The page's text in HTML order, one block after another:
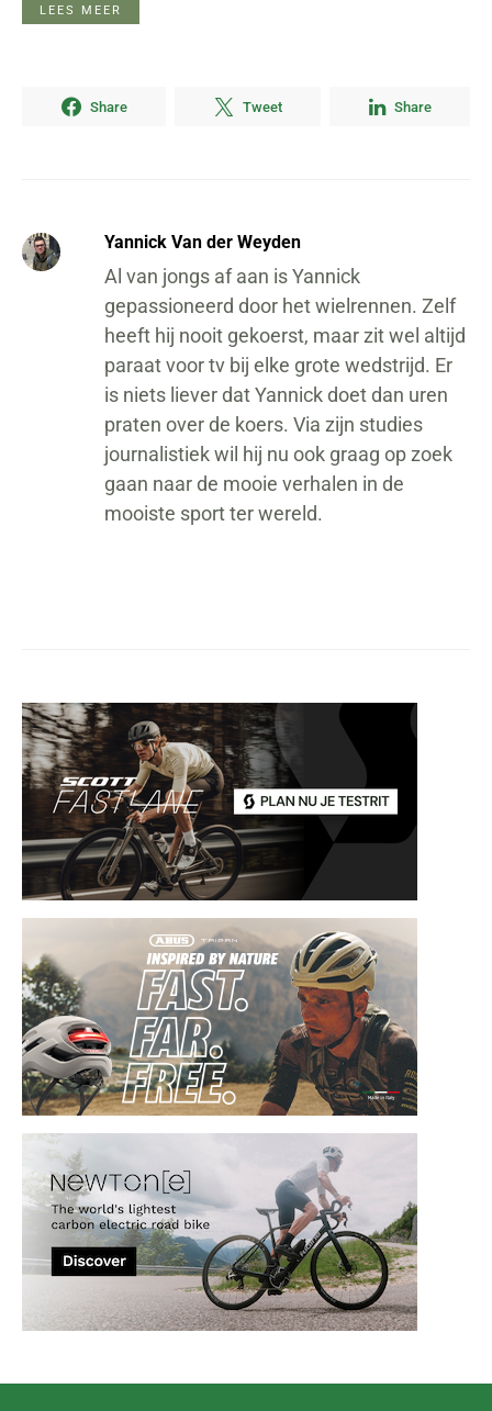
LEES MEER
Share Tweet Share
Yannick Van der Weyden
Al van jongs af aan is Yannick
gepassioneerd door het wielrennen. Zelf
heeft hij nooit gekoerst, maar zit wel altijd
paraat voor tv bij elke grote wedstrijd. Er
is niets liever dat Yannick doet dan uren
praten over de koers. Via zijn studies
journalistiek wil hij nu ook graag op zoek
gaan naar de mooie verhalen in de
mooiste sport ter wereld.